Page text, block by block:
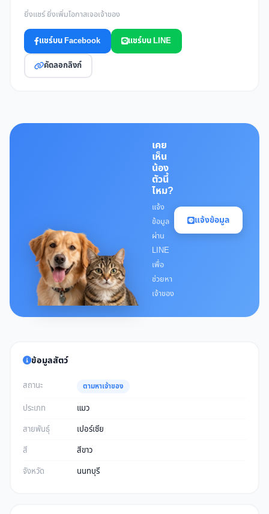
ยิ่งแชร์ ยิ่งเพิ่มโอกาสเจอเจ้าของ
แชร์บน Facebook แชร์บน LINE
คัดลอกลิงก์
เคย
เห็น
น้อง
ตัวนี้
ไหม?
แจ้ง
ข้อมูล
ผ่าน
LINE
เพื่อ
ช่วยหา
เจ้าของ
แจ้งข้อมูล
ข้อมูลสัตว์
สถานะ ตามหาเจ้าของ
ประเภท
แมว
สายพันธุ์
เปอร์เซีย
สี
สีขาว
จังหวัด
นนทบุรี